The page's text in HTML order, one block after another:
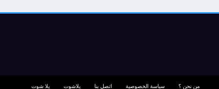
من نحن ؟ سياسة الخصوصية اتصل بنا يلاشوت يلا شوت